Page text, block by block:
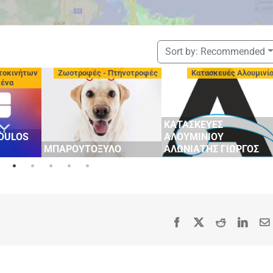
Sort by: Recommended
Κατασκευές Αλουμινίου
ΚΑΤΑΣΚΕΥΕΣ
ΑΛΟΥΜΙΝΙΟΥ
ΑΛΩΝΙΑΤΗΣ ΓΙΩΡΓΟΣ
Συνεργεία -
ΣΤΑΘΟΠΟΥΛΟΣ SERVICE
VOLKSWAGEN, AUDI,
SKODA, ΕΠΑΓ/ΚΑ
ΟΧΗΜΑΤΑ & ΕΚΘΕΣΗ
ΑΥΤΟΚΙΝΗΤΩΝ
Facebook Reddit